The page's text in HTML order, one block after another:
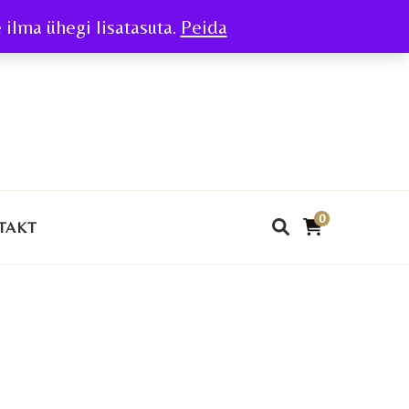
ühegi lisatasuta. Peida
0